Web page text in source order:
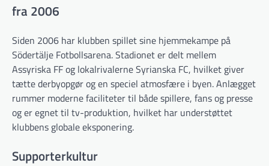
fra 2006
Siden 2006 har klubben spillet sine hjemmekampe på
Södertälje Fotbollsarena. Stadionet er delt mellem
Assyriska FF og lokalrivalerne Syrianska FC, hvilket giver
tætte derbyopgør og en speciel atmosfære i byen. Anlægget
rummer moderne faciliteter til både spillere, fans og presse
og er egnet til tv-produktion, hvilket har understøttet
klubbens globale eksponering.
Supporterkultur